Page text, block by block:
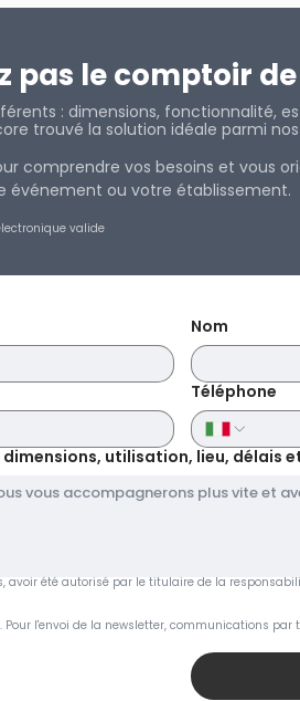
pas le comptoir
: dimensions, fonctionnalité,
trouvé la solution idéale parmi
comprendre vos besoins et vous
événement ou votre établissement.
valide
Nom
Téléphone
utilisation, lieu, délais
avoir été autorisé par le titulaire de la
l'envoi de la newsletter, communications